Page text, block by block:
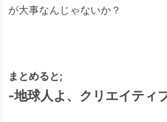
が大事なんじゃないか？
まとめると;
-地球人よ、クリエイティ